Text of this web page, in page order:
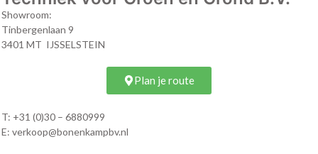
Showroom:
Tinbergenlaan 9
3401 MT IJSSELSTEIN
Plan je route
T: +31 (0)30 – 6880999
E: verkoop@bonenkampbv.nl